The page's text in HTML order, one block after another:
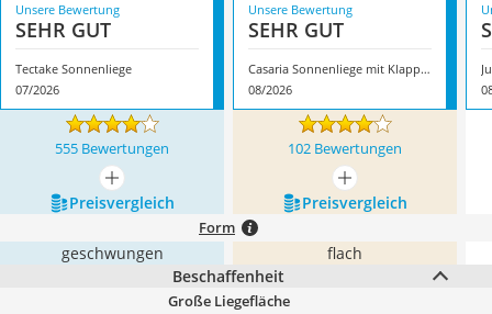
Unsere Bewertung
SEHR GUT
Tectake Sonnenliege
07/2026
Unsere Bewertung
SEHR GUT
Casaria Sonnenliege mit Klapptisch
08/2026
555 Bewertungen 102 Bewertungen
mehr anzeigen
mehr anzeigen
Preis­vergleich
Preis­vergleich
Form
geschwungen
flach
Beschaffenheit
Große Liegefläche